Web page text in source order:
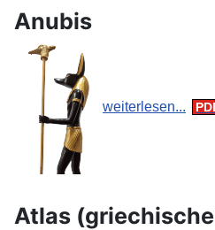
Anubis
weiterlesen...
Atlas